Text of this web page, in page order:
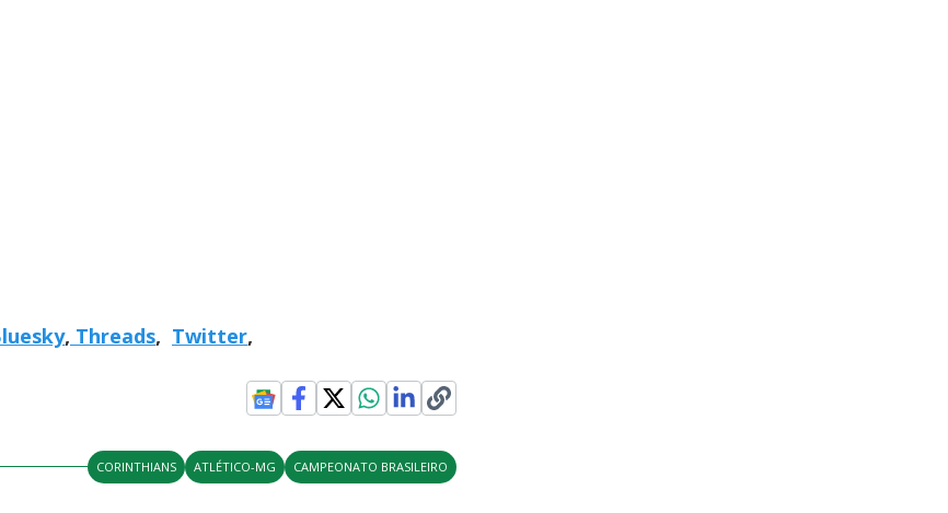
, Threads, Twitter,
CORINTHIANS ATLÉTICO-MG CAMPEONATO BRASILEIRO